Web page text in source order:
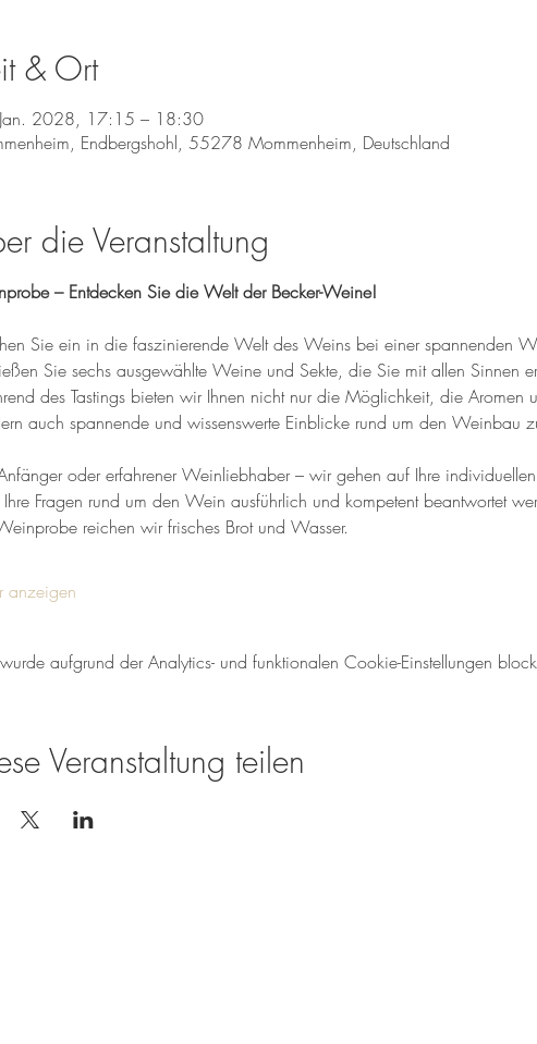
& Ort
2028, 17:15 – 18:30
Endbergshohl, 55278 Mommenheim, Deutschland
die Veranstaltung
– Entdecken Sie die Welt der Becker-Weine!
Sie ein in die faszinierende Welt des Weins bei einer spannenden
Sie sechs ausgewählte Weine und Sekte, die Sie mit allen Sinnen
des Tastings bieten wir Ihnen nicht nur die Möglichkeit, die Aromen
auch spannende und wissenswerte Einblicke rund um den Weinbau
oder erfahrener Weinliebhaber – wir gehen auf Ihre individuellen
Ihre Fragen rund um den Wein ausführlich und kompetent beantwortet
reichen wir frisches Brot und Wasser.
anzeigen
aufgrund der Analytics- und funktionalen Cookie-Einstellungen
Veranstaltung teilen